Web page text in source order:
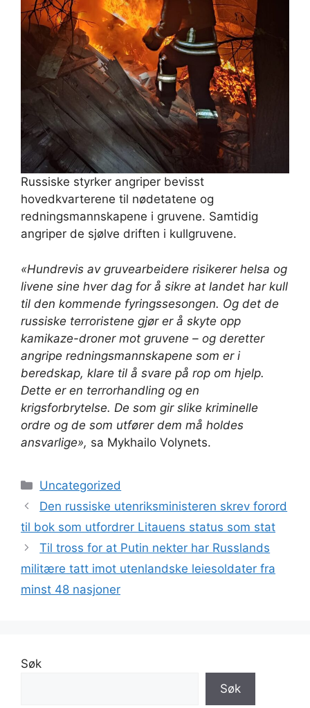
Russiske styrker angriper bevisst
hovedkvarterene til nødetatene og
redningsmannskapene i gruvene. Samtidig
angriper de sjølve driften i kullgruvene.
«Hundrevis av gruvearbeidere risikerer helsa og
livene sine hver dag for å sikre at landet har kull
til den kommende fyringssesongen. Og det de
russiske terroristene gjør er å skyte opp
kamikaze-droner mot gruvene – og deretter
angripe redningsmannskapene som er i
beredskap, klare til å svare på rop om hjelp.
Dette er en terrorhandling og en
krigsforbrytelse. De som gir slike kriminelle
ordre og de som utfører dem må holdes
ansvarlige», sa Mykhailo Volynets.
Kategorier
Uncategorized
Den russiske utenriksministeren skrev forord
til bok som utfordrer Litauens status som stat
Til tross for at Putin nekter har Russlands
militære tatt imot utenlandske leiesoldater fra
minst 48 nasjoner
Søk
Søk